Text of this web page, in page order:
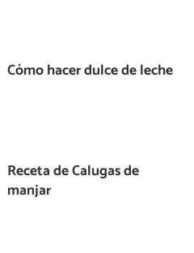
Cómo hacer dulce de leche
Receta de Calugas de
manjar